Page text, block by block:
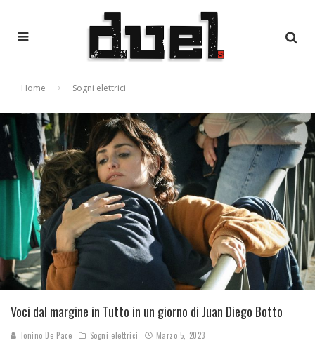
Home Sogni elettrici
Voci dal margine in Tutto in un giorno di Juan Diego Botto
Tonino De Pace Sogni elettrici Marzo 5, 2023